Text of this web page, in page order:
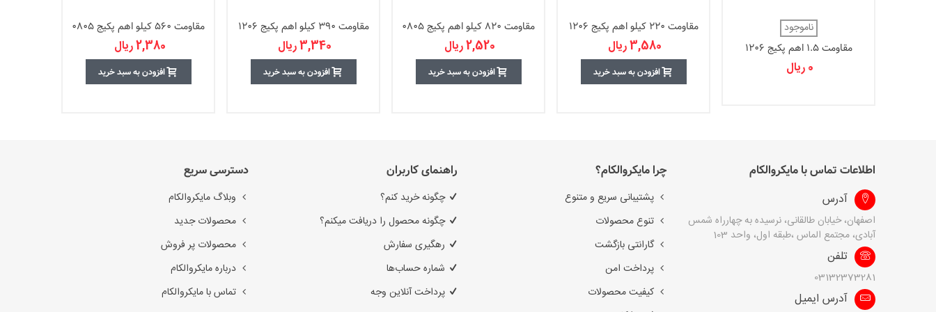
ناموجود
مقاومت 1.5 اهم پکیج 1206
0 ریال
مقاومت 220 کیلو اهم پکیج 1206
3,580 ریال
افزودن به سبد خرید
مقاومت 820 کیلو اهم پکیج 0805
2,520 ریال
افزودن به سبد خرید
مقاومت 390 کیلو اهم پکیج 1206
3,340 ریال
افزودن به سبد خرید
مقاومت 560 کیلو اهم پکیج 0805
2,380 ریال
افزودن به سبد خرید
اطلاعات تماس با مایکروالکام
آدرس
اصفهان، خیابان طالقانی، نرسیده به چهارراه شمس
آبادی، مجتمع الماس ،طبقه اول، واحد 103
تلفن
03132373281
آدرس ایمیل
چرا مایکروالکام؟
پشتیبانی سریع و متنوع
تنوع محصولات
گارانتی بازگشت
پرداخت امن
کیفیت محصولات
راهنمای کاربران
چگونه خرید کنم؟
چگونه محصول را دریافت میکنم؟
رهگیری سفارش
شماره حساب‌ها
پرداخت آنلاین وجه
دسترسی سریع
وبلاگ مایکروالکام
محصولات جدید
محصولات پر فروش
درباره مایکروالکام
تماس با مایکروالکام